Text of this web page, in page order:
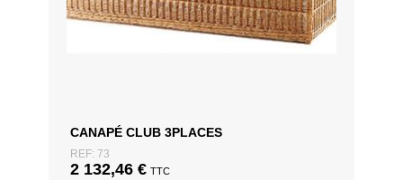
CANAPÉ CLUB 3PLACES
REF: 73
2 132,46 € TTC